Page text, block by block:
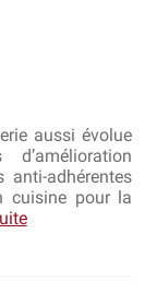
aussi évolue
anti-adhérentes
cuisine pour la